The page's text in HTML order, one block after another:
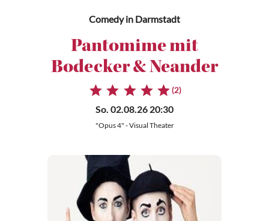
Comedyin Darmstadt
Pantomime mit
Bodecker & Neander
(2)
So. 02.08.26 20:30
"Opus 4" - Visual Theater